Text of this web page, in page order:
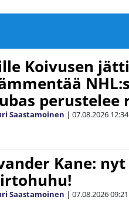
Koivusen
perustelee
Saastamoinen | 07.08.2026 12:34
Kane:
Saastamoinen | 07.08.202609:21